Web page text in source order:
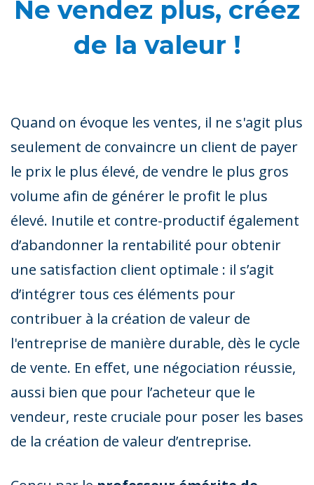
Ne vendez plus, créez
de la valeur !
Quand on évoque les ventes, il ne s'agit plus
seulement de convaincre un client de payer
le prix le plus élevé, de vendre le plus gros
volume afin de générer le profit le plus
élevé. Inutile et contre-productif également
d’abandonner la rentabilité pour obtenir
une satisfaction client optimale : il s’agit
d’intégrer tous ces éléments pour
contribuer à la création de valeur de
l'entreprise de manière durable, dès le cycle
de vente. En effet, une négociation réussie,
aussi bien que pour l’acheteur que le
vendeur, reste cruciale pour poser les bases
de la création de valeur d’entreprise.